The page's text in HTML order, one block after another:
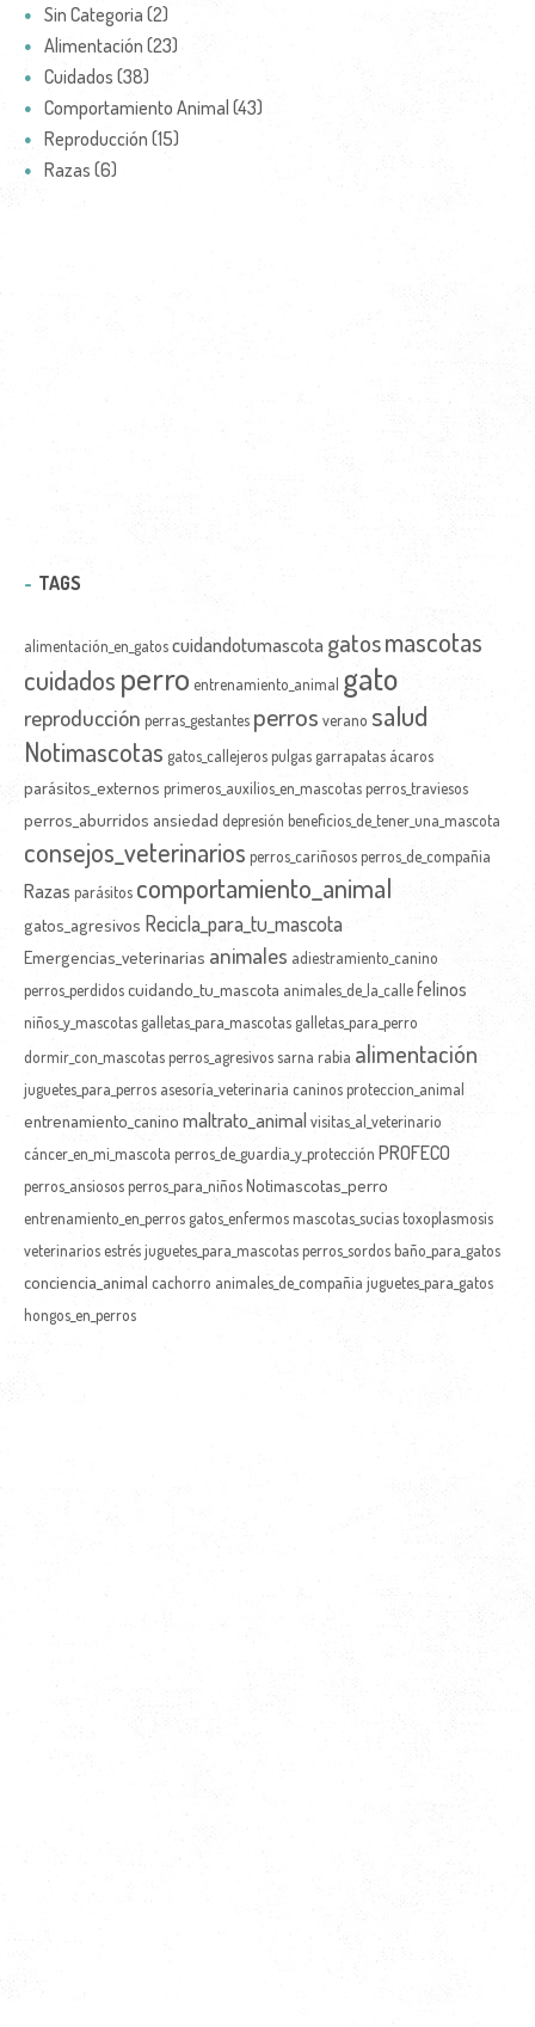
Sin Categoria (2)
Alimentación (23)
Cuidados (38)
Comportamiento Animal (43)
Reproducción (15)
Razas (6)
TAGS
alimentación_en_gatoscuidandotumascota gatosmascotas
cuidados perro entrenamiento_animal gato
reproducción perras_gestantes perros verano salud
Notimascotas gatos_callejerospulgas garrapatas ácaros
parásitos_externos primeros_auxilios_en_mascotasperros_traviesos
perros_aburridos ansiedad depresión beneficios_de_tener_una_mascota
consejos_veterinarios perros_cariñosos perros_de_compañia
Razas parásitos comportamiento_animal
gatos_agresivos Recicla_para_tu_mascota
Emergencias_veterinarias animales adiestramiento_canino
perros_perdidoscuidando_tu_mascota animales_de_la_callefelinos
niños_y_mascotasgalletas_para_mascotas galletas_para_perro
dormir_con_mascotas perros_agresivossarna rabia alimentación
juguetes_para_perros asesoría_veterinaria caninosproteccion_animal
entrenamiento_canino maltrato_animal visitas_al_veterinario
cáncer_en_mi_mascota perros_de_guardia_y_protección PROFECO
perros_ansiosos perros_para_niñosNotimascotas_perro
entrenamiento_en_perros gatos_enfermos mascotas_suciastoxoplasmosis
veterinariosestrésjuguetes_para_mascotas perros_sordos baño_para_gatos
conciencia_animal cachorro animales_de_compañia juguetes_para_gatos
hongos_en_perros